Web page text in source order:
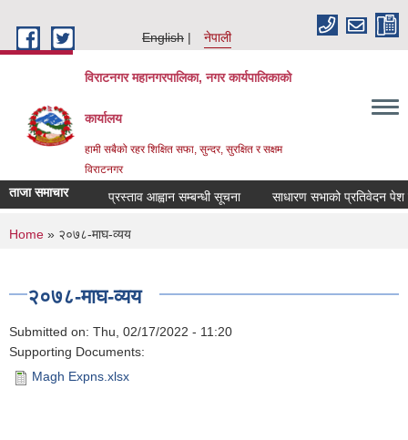
English
नेपाली
विराटनगर महानगरपालिका, नगर कार्यपालिकाको
कार्यालय
हामी सबैको रहर शिक्षित सफा, सुन्दर, सुरक्षित र सक्षम
विराटनगर
ताजा समाचार प्रस्ताव आह्वान सम्बन्धी सूचना साधारण सभाको प्रतिवेदन पेश
You are here
Home » २०७८-माघ-व्यय
२०७८-माघ-व्यय
Submitted on: Thu, 02/17/2022 - 11:20
Supporting Documents:
Magh Expns.xlsx